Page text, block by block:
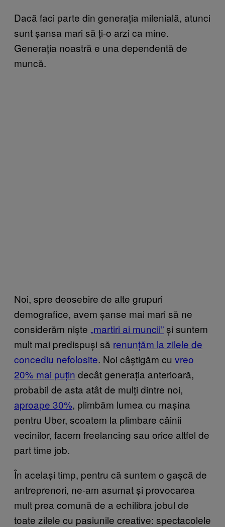
Dacă faci parte din generația milenială, atunci
sunt șansa mari să ți-o arzi ca mine.
Generația noastră e una dependentă de
muncă.
Noi, spre deosebire de alte grupuri
demografice, avem șanse mai mari să ne
considerăm niște „martiri ai muncii”și suntem
mult mai predispuși să renunțăm la zilele de
concediu nefolosite. Noi câștigăm cu vreo
20% mai puțin decât generația anterioară,
probabil de asta atât de mulți dintre noi,
aproape 30%, plimbăm lumea cu mașina
pentru Uber, scoatem la plimbare câinii
vecinilor, facem freelancing sau orice altfel de
part time job.
În același timp, pentru că suntem o gașcă de
antreprenori, ne-am asumat și provocarea
mult prea comună de a echilibra jobul de
toate zilele cu pasiunile creative: spectacolele